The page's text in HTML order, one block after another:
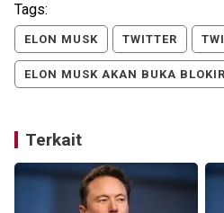
Tags:
ELON MUSK TWITTER
ELON MUSK AKAN BUKA
Terkait